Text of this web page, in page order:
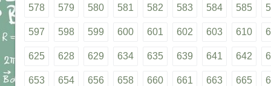
578 579 580 581 582 583 584 585
597 598 599 600 601 602 603 610
625 628 629 634 635 639 641 642
653 654 656 658 660 661 663 665